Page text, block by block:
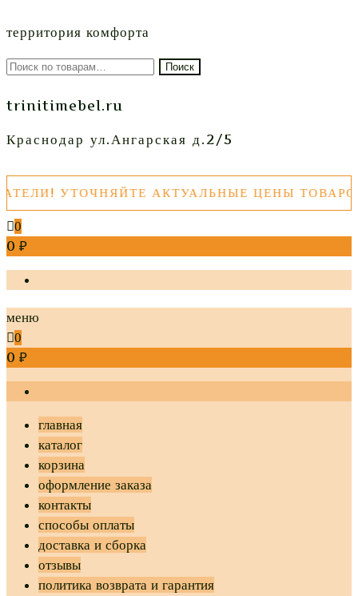
территория комфорта
Искать: Поиск
trinitimebel.ru
Краснодар ул.Ангарская д.2/5
УТОЧНЯЙТЕ АКТУАЛЬНЫЕ ЦЕНЫ ТОВАРОВ
0
0 ₽
меню
0
0 ₽
главная
каталог
корзина
оформление заказа
контакты
способы оплаты
доставка и сборка
отзывы
политика возврата и гарантия